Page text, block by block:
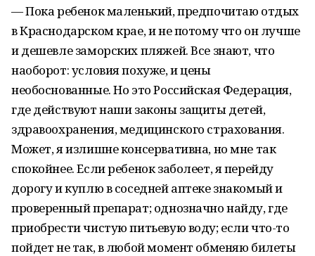
— Пока ребенок маленький, предпочитаю отдых
в Краснодарском крае, и не потому что он лучше
и дешевле заморских пляжей. Все знают, что
наоборот: условия похуже, и цены
необоснованные. Но это Российская Федерация,
где действуют наши законы защиты детей,
здравоохранения, медицинского страхования.
Может, я излишне консервативна, но мне так
спокойнее. Если ребенок заболеет, я перейду
дорогу и куплю в соседней аптеке знакомый и
проверенный препарат; однозначно найду, где
приобрести чистую питьевую воду; если что-то
пойдет не так, в любой момент обменяю билеты